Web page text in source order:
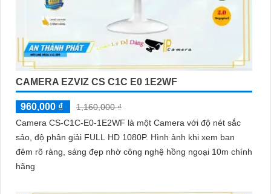
CAMERA EZVIZ CS C1C E0 1E2WF
960,000 ₫
1,160,000 ₫
Camera CS-C1C-E0-1E2WF là một Camera với độ nét sắc
sảo, độ phân giải FULL HD 1080P. Hình ảnh khi xem ban
đêm rõ ràng, sáng đẹp nhờ công nghệ hồng ngoại 10m chính
hãng